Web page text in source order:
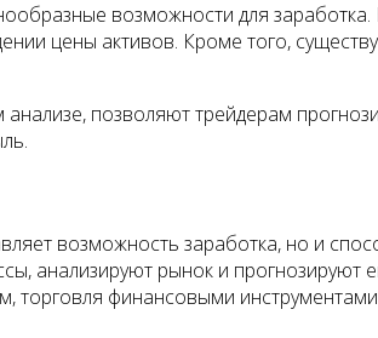
возможности для
цены активов. Кроме того,
позволяют трейдерам
возможность заработка, но и
анализируют рынок и
торговля финансовыми